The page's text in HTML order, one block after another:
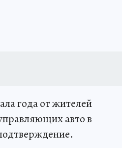
года от жителей
авто в